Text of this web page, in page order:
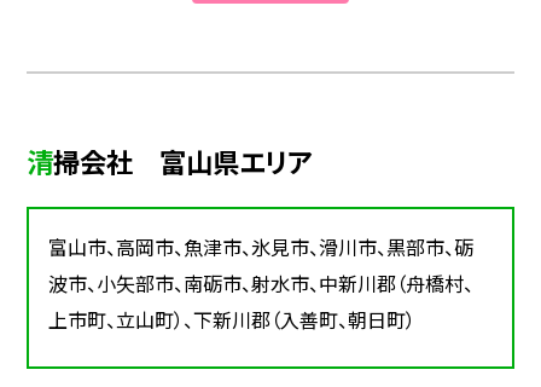
清掃会社 富山県エリア
富山市、高岡市、魚津市、氷見市、滑川市、黒部市、砺
波市、小矢部市、南砺市、射水市、中新川郡（舟橋村、
上市町、立山町）、下新川郡（入善町、朝日町）